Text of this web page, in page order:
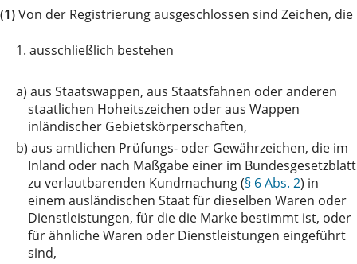
(1)Von der Registrierung ausgeschlossen sind Zeichen, die
1. ausschließlich bestehen
a) aus Staatswappen, aus Staatsfahnen oder anderen
staatlichen Hoheitszeichen oder aus Wappen
inländischer Gebietskörperschaften,
b) aus amtlichen Prüfungs- oder Gewährzeichen, die im
Inland oder nach Maßgabe einer im Bundesgesetzblatt
zu verlautbarenden Kundmachung (§ 6 Abs. 2) in
einem ausländischen Staat für dieselben Waren oder
Dienstleistungen, für die die Marke bestimmt ist, oder
für ähnliche Waren oder Dienstleistungen eingeführt
sind,